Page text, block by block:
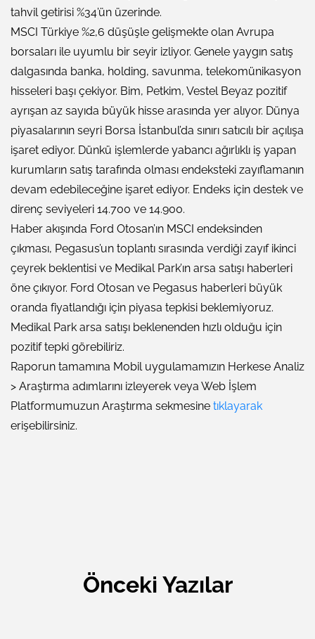
tahvil getirisi %34’ün üzerinde.
MSCI Türkiye %2,6 düşüşle gelişmekte olan Avrupa
borsaları ile uyumlu bir seyir izliyor. Genele yaygın satış
dalgasında banka, holding, savunma, telekomünikasyon
hisseleri başı çekiyor. Bim, Petkim, Vestel Beyaz pozitif
ayrışan az sayıda büyük hisse arasında yer alıyor. Dünya
piyasalarının seyri Borsa İstanbul’da sınırı satıcılı bir açılışa
işaret ediyor. Dünkü işlemlerde yabancı ağırlıklı iş yapan
kurumların satış tarafında olması endeksteki zayıflamanın
devam edebileceğine işaret ediyor. Endeks için destek ve
direnç seviyeleri 14.700 ve 14.900.
Haber akışında Ford Otosan’ın MSCI endeksinden
çıkması, Pegasus’un toplantı sırasında verdiği zayıf ikinci
çeyrek beklentisi ve Medikal Park’ın arsa satışı haberleri
öne çıkıyor. Ford Otosan ve Pegasus haberleri büyük
oranda fiyatlandığı için piyasa tepkisi beklemiyoruz.
Medikal Park arsa satışı beklenenden hızlı olduğu için
pozitif tepki görebiliriz.
Raporun tamamına Mobil uygulamamızın Herkese Analiz
> Araştırma adımlarını izleyerek veya Web İşlem
Platformumuzun Araştırma sekmesine tıklayarak
erişebilirsiniz.
Önceki Yazılar